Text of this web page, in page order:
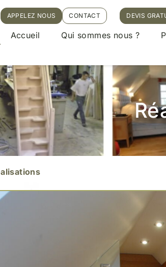
APPELEZ NOUS CONTACT DEVIS
Accueil Qui sommes nous ?